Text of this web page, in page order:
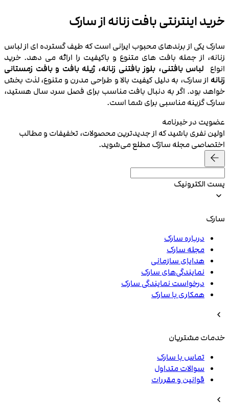
خرید اینترنتی بافت زنانه از سارک
سارک یکی از برندهای محبوب ایرانی است که طیف گسترده‌ ای از لباس‌
زنانه، از جمله بافت‌ های متنوع و باکیفیت را ارائه می‌ دهد. خرید
انواع لباس بافتنی، بلوز بافتنی زنانه، ژیله بافت و بافت زمستانی
زنانه از سارک، به دلیل کیفیت بالا و طراحی‌ مدرن و متنوع، لذت‌ بخش
خواهد بود. اگر به دنبال بافت‌ مناسب برای فصل سرد سال هستید،
سارک گزینه مناسبی برای شما است.
عضویت در خبرنامه
اولین نفری باشید که از جدیدترین محصولات، تخفیفات و مطالب
اختصاصی مجله سارَک مطلع می‌شوید.
پست الکترونیک
سارک
درباره سارک
مجله سارک
هدایای سازمانی
نمایندگی‌های سارک
درخواست نمایندگی سارک
همکاری با سارک
خدمات مشتریان
تماس با سارک
سوالات متداول
قوانین و مقررات